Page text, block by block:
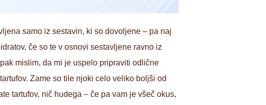
samo iz sestavin, ki so dovoljene – pa naj
če so te v osnovi sestavljene ravno iz
mislim, da mi je uspelo pripraviti odlične
Zame so tile njoki celo veliko boljši od
tartufov, nič hudega – če pa vam je všeč okus,